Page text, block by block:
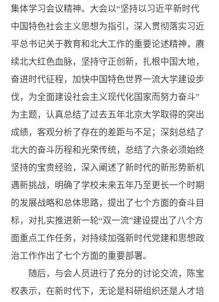
集体学习会议精神。大会以“坚持以习近平新时代
中国特色社会主义思想为指引，深入贯彻落实习近
平总书记关于教育和北大工作的重要论述精神，赓
续北大红色血脉，坚持守正创新，扎根中国大地，
奋进时代征程，加快中国特色世界一流大学建设步
伐，为全面建设社会主义现代化国家而努力奋斗”
为主题，认真总结了过去五年北京大学取得的突出
成绩，客观分析了存在的差距与不足；深刻总结了
北大的奋斗历程和光荣传统，总结了六条必须始终
坚持的宝贵经验，深入阐述了新时代的新形势新机
遇新挑战，明确了学校未来五年乃至更长一个时期
的发展战略和总体思路，提出了七个方面的奋斗目
标，对扎实推进新一轮“双一流”建设提出了八个方
面重点工作任务，对持续加强新时代党建和思想政
治工作作出了七个方面的重要部署。
随后，与会人员进行了充分的讨论交流，陈宝
权表示，在新时代下，无论是科研组织还是人才培